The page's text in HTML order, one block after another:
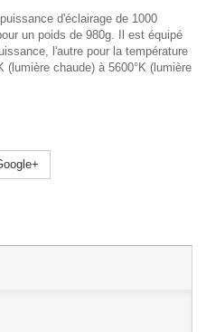
d'éclairage de 1000
un poids de 980g. Il est équipé
l'autre pour la température
(lumière chaude) à 5600°K (lumière